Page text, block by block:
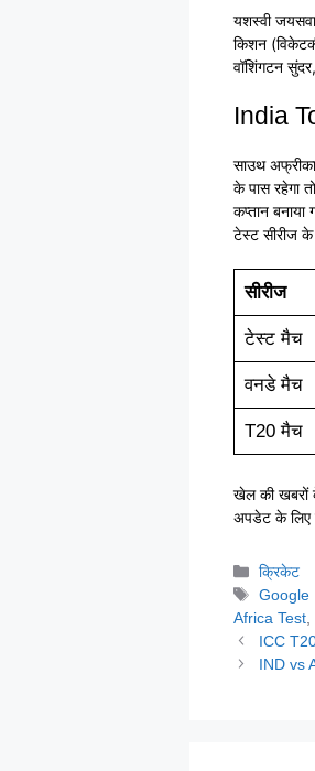
यशस्वी
किशन
वॉशिंगटन
India
साउथ
के पास रहेगा
कप्तान
टेस्ट सीरीज के
सीरीज
टेस्ट मैच
वनडे मैच
T20 मैच
खेल की खबरों
अपडेट के लिए
क्रिकेट
Tags
Google
Africa Test
ICC
IND vs